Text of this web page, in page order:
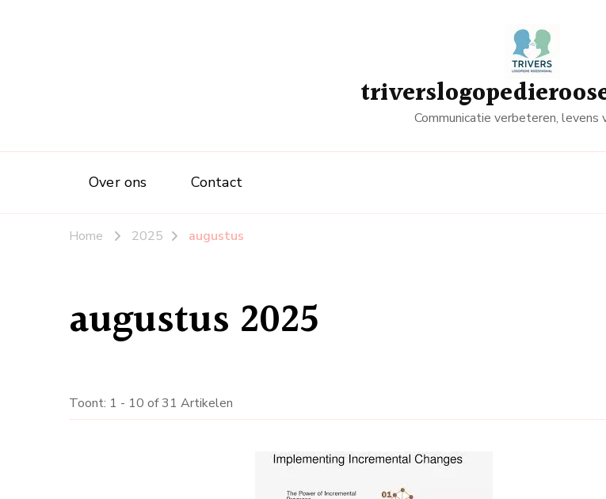
Communicatie verbeteren, levens
Over ons Contact
Home 2025 augustus
augustus 2025
Toont: 1 - 10 of 31 Artikelen